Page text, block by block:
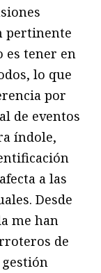
pertinente
es tener en
lo que
por
de eventos
índole,
a las
Desde
me han
de